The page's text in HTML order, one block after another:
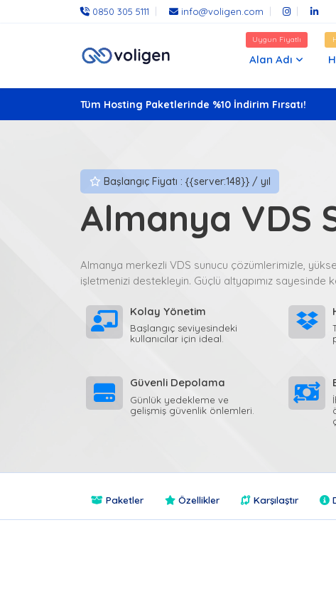
0850 305 5111 info@voligen.com
Uygun Fiyatlı
Alan Adı
Tüm Hosting Paketlerinde %10 İndirim Fırsatı!
Başlangıç Fiyatı : {{server:148}} / yıl
Almanya VDS
Almanya merkezli VDS sunucu çözümlerimizle,
işletmenizi destekleyin. Güçlü altyapımız sayesinde
Kolay Yönetim
Başlangıç seviyesindeki
kullanıcılar için ideal.
Güvenli Depolama
Günlük yedekleme ve
gelişmiş güvenlik önlemleri.
Paketler Özellikler Karşılaştır